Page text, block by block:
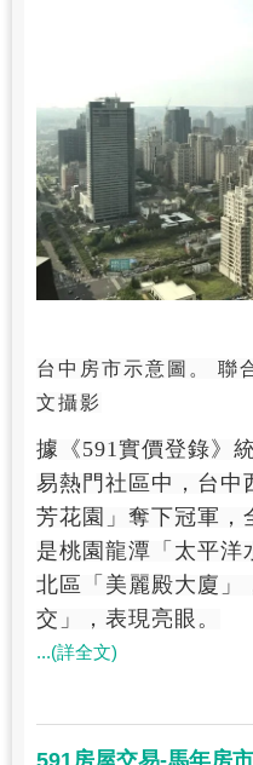
台中房市示意圖。 聯
文攝影
據《591實價登錄》
易熱門社區中，台中
芳花園」奪下冠軍，
是桃園龍潭「太平洋
北區「美麗殿大廈」
交」，表現亮眼。
...(詳全文)
591房屋交易-馬年房